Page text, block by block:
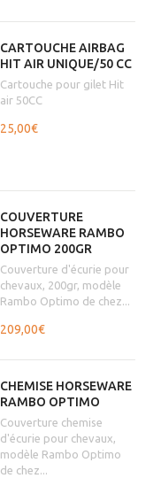
CARTOUCHE AIRBAG
HIT AIR UNIQUE/50 CC
Cartouche pour gilet Hit
air 50CC
25,00€
COUVERTURE
HORSEWARE RAMBO
OPTIMO 200GR
Couverture d'écurie pour
chevaux, 200gr, modèle
Rambo Optimo de chez...
209,00€
CHEMISE HORSEWARE
RAMBO OPTIMO
Couverture chemise
d'écurie pour chevaux,
modèle Rambo Optimo
de chez...